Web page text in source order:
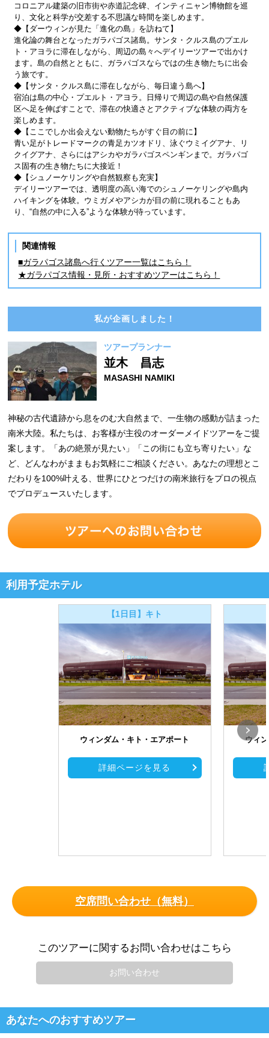
コロニアル建築の旧市街や赤道記念碑、インティニャン博物館を巡
り、文化と科学が交差する不思議な時間を楽しめます。
◆【ダーウィンが見た「進化の島」を訪ねて】
進化論の舞台となったガラパゴス諸島。サンタ・クルス島のプエル
ト・アヨラに滞在しながら、周辺の島々へデイリーツアーで出かけ
ます。島の自然とともに、ガラパゴスならではの生き物たちに出会
う旅です。
◆【サンタ・クルス島に滞在しながら、毎日違う島へ】
宿泊は島の中心・プエルト・アヨラ。日帰りで周辺の島や自然保護
区へ足を伸ばすことで、滞在の快適さとアクティブな体験の両方を
楽しめます。
◆【ここでしか出会えない動物たちがすぐ目の前に】
青い足がトレードマークの青足カツオドリ、泳ぐウミイグアナ、リ
クイグアナ、さらにはアシカやガラパゴスペンギンまで。ガラパゴ
ス固有の生き物たちに大接近！
◆【シュノーケリングや自然観察も充実】
デイリーツアーでは、透明度の高い海でのシュノーケリングや島内
ハイキングを体験。ウミガメやアシカが目の前に現れることもあ
り、“自然の中に入る”ような体験が待っています。
関連情報
■ガラパゴス諸島へ行くツアー一覧はこちら！
★ガラパゴス情報・見所・おすすめツアーはこちら！
私が企画しました！
ツアープランナー
並木 昌志
MASASHI NAMIKI
神秘の古代遺跡から息をのむ大自然まで、一生物の感動が詰まった
南米大陸。私たちは、お客様が主役のオーダーメイドツアーをご提
案します。「あの絶景が見たい」「この街にも立ち寄りたい」な
ど、どんなわがままもお気軽にご相談ください。あなたの理想とこ
だわりを100%叶える、世界にひとつだけの南米旅行をプロの視点
でプロデュースいたします。
利用予定ホテル
【1日目】キト
ウィンダム・キト・エアポート
詳細ページを見る
ウィ
空席問い合わせ（無料）
このツアーに関するお問い合わせはこちら
お問い合わせ
あなたへのおすすめツアー